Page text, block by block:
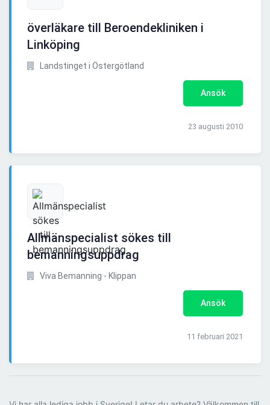
överläkare till Beroendekliniken i
Linköping
Landstinget i Östergötland
Ansök
23 augusti 2010
Allmänspecialist sökes till
bemanningsuppdrag
Viva Bemanning - Klippan
Ansök
11 februari 2021